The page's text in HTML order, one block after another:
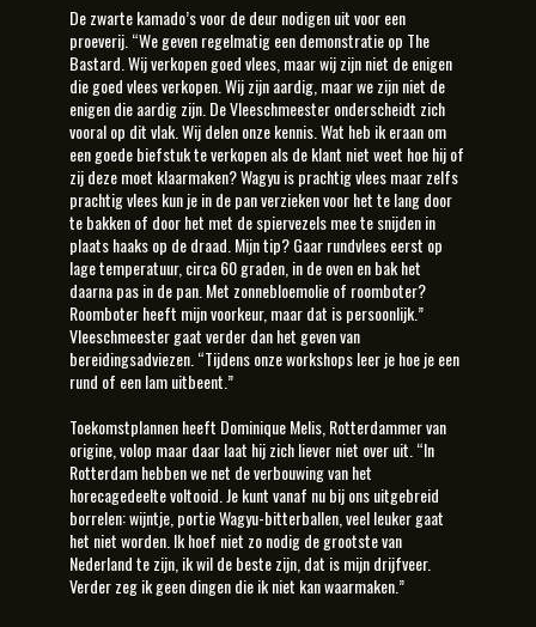
De zwarte kamado’s voor de deur nodigen uit voor een
proeverij. “We geven regelmatig een demonstratie op The
Bastard. Wij verkopen goed vlees, maar wij zijn niet de enigen
die goed vlees verkopen. Wij zijn aardig, maar we zijn niet de
enigen die aardig zijn. De Vleeschmeester onderscheidt zich
vooral op dit vlak. Wij delen onze kennis. Wat heb ik eraan om
een goede biefstuk te verkopen als de klant niet weet hoe hij of
zij deze moet klaarmaken? Wagyu is prachtig vlees maar zelfs
prachtig vlees kun je in de pan verzieken voor het te lang door
te bakken of door het met de spiervezels mee te snijden in
plaats haaks op de draad. Mijn tip? Gaar rundvlees eerst op
lage temperatuur, circa 60 graden, in de oven en bak het
daarna pas in de pan. Met zonnebloemolie of roomboter?
Roomboter heeft mijn voorkeur, maar dat is persoonlijk.”
Vleeschmeester gaat verder dan het geven van
bereidingsadviezen. “Tijdens onze workshops leer je hoe je een
rund of een lam uitbeent.”
Toekomstplannen heeft Dominique Melis, Rotterdammer van
origine, volop maar daar laat hij zich liever niet over uit. “In
Rotterdam hebben we net de verbouwing van het
horecagedeelte voltooid. Je kunt vanaf nu bij ons uitgebreid
borrelen: wijntje, portie Wagyu-bitterballen, veel leuker gaat
het niet worden. Ik hoef niet zo nodig de grootste van
Nederland te zijn, ik wil de beste zijn, dat is mijn drijfveer.
Verder zeg ik geen dingen die ik niet kan waarmaken.”